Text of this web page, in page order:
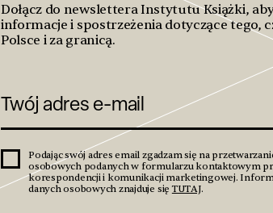
Dołącz do newslettera Instytutu Książki,
informacje i spostrzeżenia dotyczące tego,
Polsce i za granicą.
Podając swój adres email zgadzam się na
osobowych podanych w formularzu kontaktowym
korespondencji i komunikacji marketingowej.
danych osobowych znajduje sięTUTAJ.